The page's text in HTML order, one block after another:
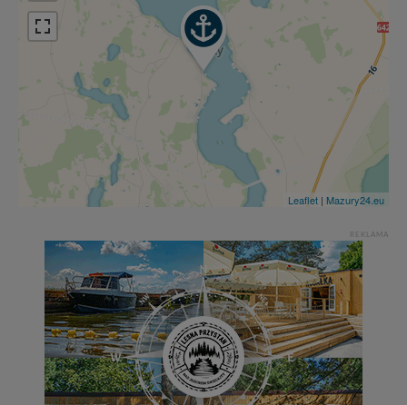
Leaflet | Mazury24.eu
REKLAMA